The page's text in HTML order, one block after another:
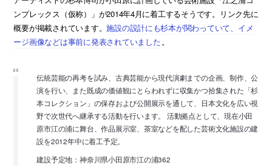
ンプレックス（仮称）」が2014年4月に着工するそうです。リンク先に
概要が掲載されています。施設の設計にも杉本が関わっていて、イメ
ージ画像などは事前に発表されていました。
伝統芸能の再考を試み、古典芸能から現代演劇までの企画、制作、公
演を行い、また既成の価値観にとらわれずに収集かつ拾集された「杉
本コレクション」の保存および公開展示を通して、日本文化を広い視
野で次世代へ継承する活動を行います。 活動拠点として、現在小田
原市江の浦に舞台、作品展示室、茶室などを配した芸術文化施設の建
設を2012年中に着工予定。
建設予定地：神奈川県小田原市江の浦362